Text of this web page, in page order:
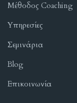
Μέθοδος Coaching
Υπηρεσίες
Σεμινάρια
Blog
Επικοινωνία